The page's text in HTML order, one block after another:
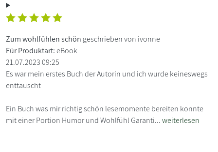
Zum wohlfühlen schön geschrieben von ivonne
Für Produktart:eBook
21.07.2023 09:25
Es war mein erstes Buch der Autorin und ich wurde keineswegs
enttäuscht
Ein Buch was mir richtig schön lesemomente bereiten konnte
mit einer Portion Humor und Wohlfühl Garanti...weiterlesen